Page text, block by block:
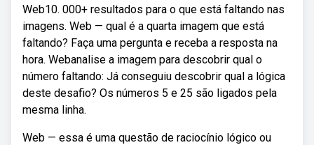
Web10. 000+ resultados para o que está faltando nas
imagens. Web — qual é a quarta imagem que está
faltando? Faça uma pergunta e receba a resposta na
hora. Webanalise a imagem para descobrir qual o
número faltando: Já conseguiu descobrir qual a lógica
deste desafio? Os números 5 e 25 são ligados pela
mesma linha.
Web — essa é uma questão de raciocínio lógico ou